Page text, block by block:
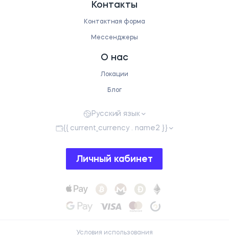
Контакты
Контактная форма
Мессенджеры
О нас
Локации
Блог
Русский язык
{{ current_currency . name2 }}
Личный кабинет
Условия использования